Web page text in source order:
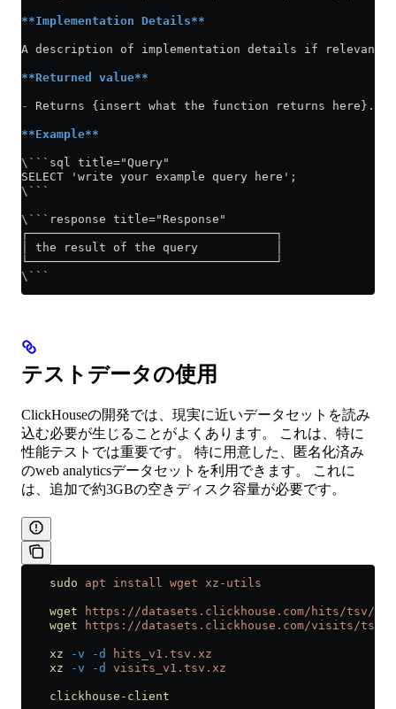
**Implementation Details**
A description of implementation details if relevant.
**Returned value**
- Returns {insert what the function returns here}. [
**Example**
\` ``sql title="Query"
SELECT 'write your example query here';
\` ``
\` ``response title="Response"
┌───────────────────────────────────┐
│ the result of the query           │
└───────────────────────────────────┘
\` ``
テストデータの使用
ClickHouseの開発では、現実に近いデータセットを読み
込む必要が生じることがよくあります。 これは、特に
性能テストでは重要です。 特に用意した、匿名化済み
のweb analyticsデータセットを利用できます。 これに
は、追加で約3GBの空きディスク容量が必要です。
    sudo
apt install wget xz-utils
    wget
https://datasets.clickhouse.com/hits/tsv/
    wget
https://datasets.clickhouse.com/visits/tsv/
    xz
-v -d
hits_v1.tsv.xz
    xz
-v -d visits_v1.tsv.xz
    clickhouse-client